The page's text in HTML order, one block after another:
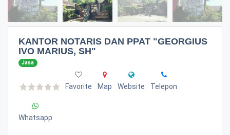
KANTOR NOTARIS DAN PPAT "GEORGIUS
IVO MARIUS, SH"
Jasa
Favorite Map Website Telepon
Whatsapp